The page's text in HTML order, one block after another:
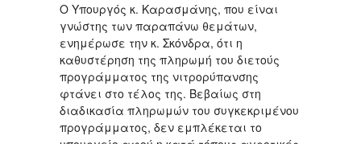
Ο Υπουργός κ. Καρασμάνης, που είναι
γνώστης των παραπάνω θεμάτων,
ενημέρωσε την κ. Σκόνδρα, ότι η
καθυστέρηση της πληρωμή του διετούς
προγράμματος της νιτρορύπανσης
φτάνει στο τέλος της. Βεβαίως στη
διαδικασία πληρωμών του συγκεκριμένου
προγράμματος, δεν εμπλέκεται το